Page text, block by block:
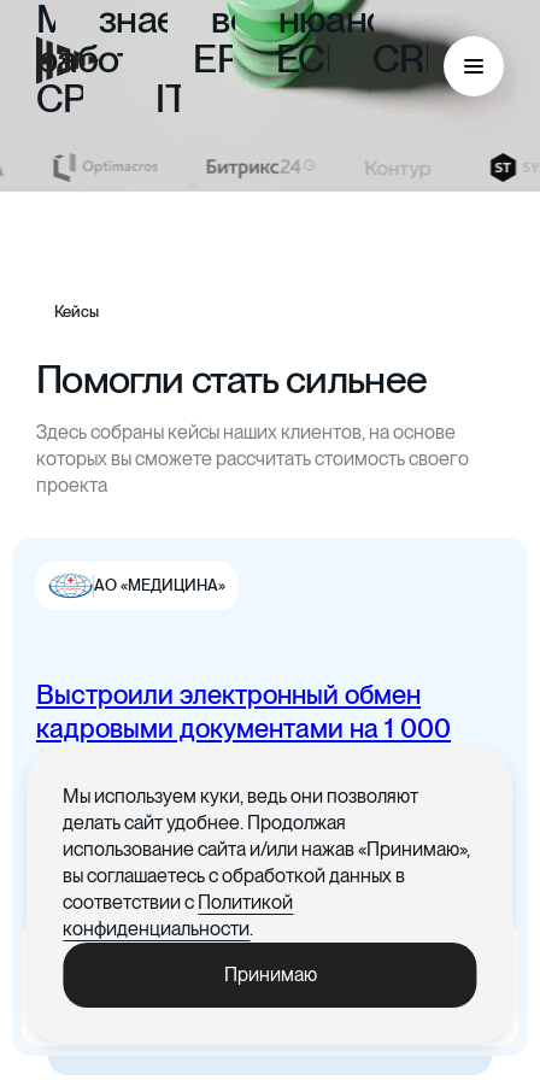
Мы знаем всенюансы
работы
ERP,ECM,
CRM,
CPM
ITIL
ECM
Цифровая канцелярия
Цифровые договоры
Цифровая бухгалтерия
Кейсы
Помогли стать сильнее
Здесь собраны кейсы наших клиентов, на основе
которых вы сможете рассчитать стоимость своего
проекта
АО «МЕДИЦИНА»
Выстроили электронный обмен
кадровыми документами на 1 000
Все документы в одном месте с
понятным интерфейсом
x5
Ускорились процедуры
обработки документов
-30%
издержки, связанные с печатью
Мы используем куки, ведь они позволяют
делать сайт удобнее. Продолжая
использование сайта и/или нажав «Принимаю»,
вы соглашаетесь с обработкой данных в
соответствии с Политикой
конфиденциальности.
Принимаю